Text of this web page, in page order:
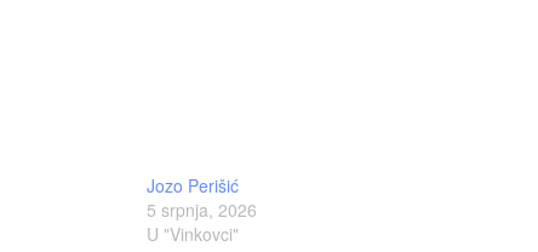
Jozo Perišić
5 srpnja, 2026
U "Vinkovci"